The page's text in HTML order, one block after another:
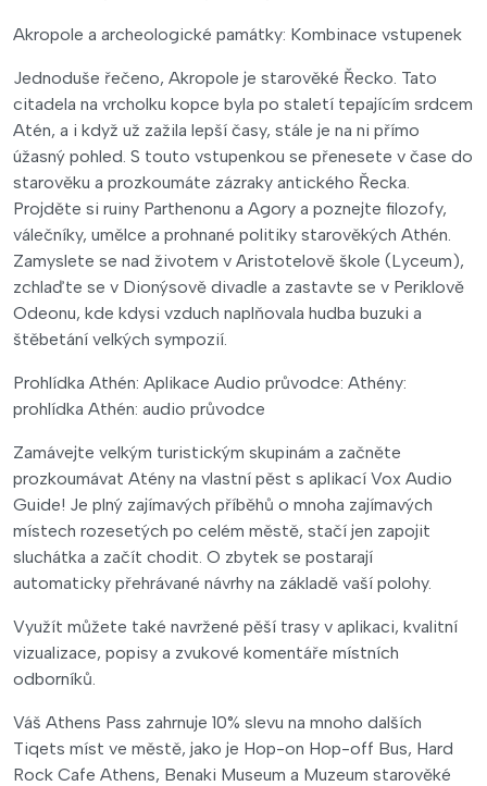
Akropole a archeologické památky: Kombinace vstupenek
Jednoduše řečeno, Akropole je starověké Řecko. Tato
citadela na vrcholku kopce byla po staletí tepajícím srdcem
Atén, a i když už zažila lepší časy, stále je na ni přímo
úžasný pohled. S touto vstupenkou se přenesete v čase do
starověku a prozkoumáte zázraky antického Řecka.
Projděte si ruiny Parthenonu a Agory a poznejte filozofy,
válečníky, umělce a prohnané politiky starověkých Athén.
Zamyslete se nad životem v Aristotelově škole (Lyceum),
zchlaďte se v Dionýsově divadle a zastavte se v Periklově
Odeonu, kde kdysi vzduch naplňovala hudba buzuki a
štěbetání velkých sympozií.
Prohlídka Athén: Aplikace Audio průvodce: Athény:
prohlídka Athén: audio průvodce
Zamávejte velkým turistickým skupinám a začněte
prozkoumávat Atény na vlastní pěst s aplikací Vox Audio
Guide! Je plný zajímavých příběhů o mnoha zajímavých
místech rozesetých po celém městě, stačí jen zapojit
sluchátka a začít chodit. O zbytek se postarají
automaticky přehrávané návrhy na základě vaší polohy.
Využít můžete také navržené pěší trasy v aplikaci, kvalitní
vizualizace, popisy a zvukové komentáře místních
odborníků.
Váš Athens Pass zahrnuje 10% slevu na mnoho dalších
Tiqets míst ve městě, jako je Hop-on Hop-off Bus, Hard
Rock Cafe Athens, Benaki Museum a Muzeum starověké